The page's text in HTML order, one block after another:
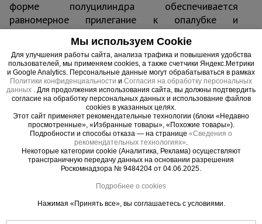
форме полуцилиндра обеспечивается
равномерное прилегание к опалубке и
оптимальное распределение нагрузки. Полностью
соответствует требованиям СП 63.13330.2018 и
строительным нормативам. Расход составляет 3-
4 фиксатора на 1 м2
Важные преимущества –
эффективная работа
Универсальное решение
Подходит для создания защитного слоя как арматурных прутьев,
так и проволоки сварной сетки максимальной толщиной до 45 мм,
при сооружении горизонтальных участков фундаментов, полов,
Мы используем Cookie
Для улучшения работы сайта, анализа трафика и повышения удобства
пользователей, мы применяем cookies, а также счетчики Яндекс.Метрики
и Google Analytics. Персональные данные могут обрабатываться в рамках
Политики конфиденциальности и Согласия на обработку персональных
данных . Для продолжения использования сайта, вы должны подтвердить
согласие на обработку персональных данных и использование файлов
cookies в указанных целях.
Этот сайт применяет рекомендательные технологии (блоки «Недавно
просмотренные», «Избранные товары», «Похожие товары»).
Подробности и способы отказа — на странице «Сведения о
рекомендательных технологиях».
Некоторые категории cookie (Аналитика, Реклама) осуществляют
трансграничную передачу данных на основании разрешения
Роскомнадзора № 9484204 от 04.06.2025.
Подробнее о cookies
Нажимая «Принять все», вы соглашаетесь с условиями.